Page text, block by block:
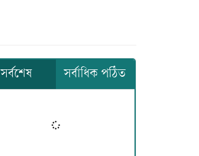
সর্বশেষ সর্বাধিক পঠিত